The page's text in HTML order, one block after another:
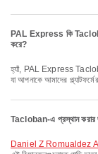
PAL Express কি
করে?
হ্যাঁ, PAL Express Tacloban থেকে Manila যাওয়ার ফ্লাইটের জন্য অনলাইন চেক-ইন প্রদান করে,
যা আপনাকে আমাদের
Tacloban-এ প্রস্থান করার
Daniel Z Romualdez